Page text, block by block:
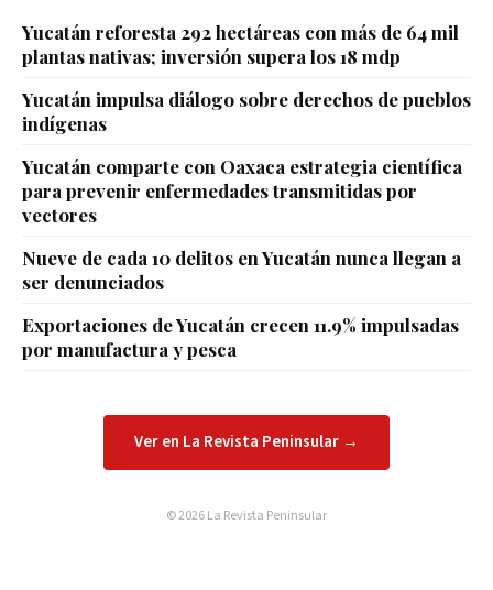
Yucatán reforesta 292 hectáreas con más de 64 mil
plantas nativas; inversión supera los 18 mdp
Yucatán impulsa diálogo sobre derechos de pueblos
indígenas
Yucatán comparte con Oaxaca estrategia científica
para prevenir enfermedades transmitidas por
vectores
Nueve de cada 10 delitos en Yucatán nunca llegan a
ser denunciados
Exportaciones de Yucatán crecen 11.9% impulsadas
por manufactura y pesca
Ver en La Revista Peninsular →
© 2026 La Revista Peninsular